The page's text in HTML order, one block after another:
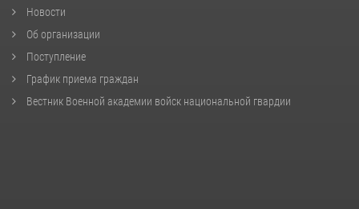
Новости
Об организации
Поступление
График приема граждан
Вестник Военной академии войск национальной гвардии